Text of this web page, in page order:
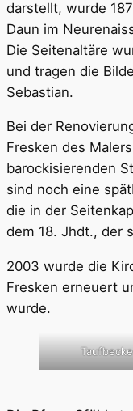
darstellt, wurde
Daun im
Die Seitenaltäre
und tragen die
Sebastian.
Bei der
Fresken des
barockisierenden
sind noch eine
die in der
dem 18. Jhdt., der
2003 wurde die
Fresken erneuert
wurde.